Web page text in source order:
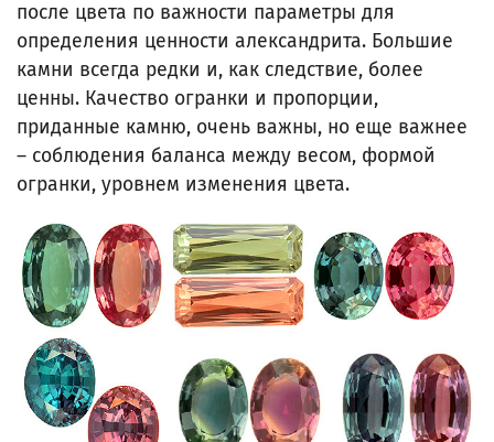
после цвета по важности параметры для
определения ценности александрита. Большие
камни всегда редки и, как следствие, более
ценны. Качество огранки и пропорции,
приданные камню, очень важны, но еще важнее
– соблюдения баланса между весом, формой
огранки, уровнем изменения цвета.